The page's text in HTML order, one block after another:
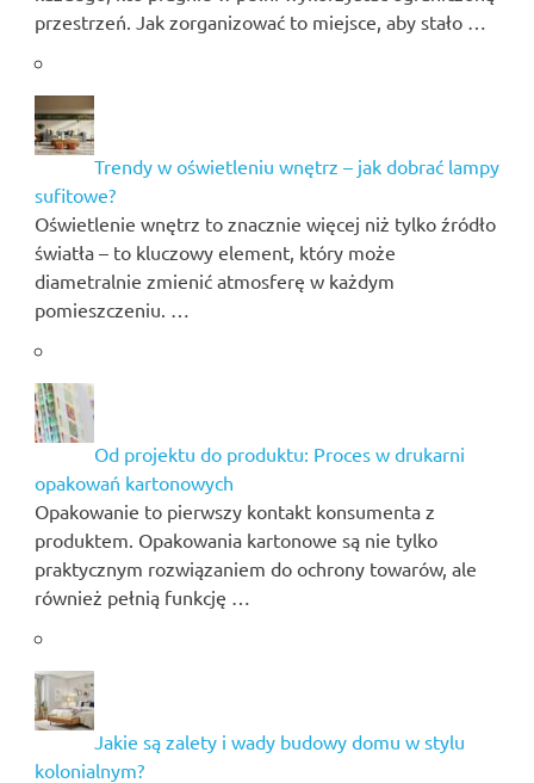
przestrzeń. Jak zorganizować to miejsce, aby stało …
Trendy w oświetleniu wnętrz – jak dobrać lampy
sufitowe?
Oświetlenie wnętrz to znacznie więcej niż tylko źródło
światła – to kluczowy element, który może
diametralnie zmienić atmosferę w każdym
pomieszczeniu. …
Od projektu do produktu: Proces w drukarni
opakowań kartonowych
Opakowanie to pierwszy kontakt konsumenta z
produktem. Opakowania kartonowe są nie tylko
praktycznym rozwiązaniem do ochrony towarów, ale
również pełnią funkcję …
Jakie są zalety i wady budowy domu w stylu
kolonialnym?